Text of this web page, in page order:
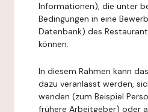
Informationen), die unter
Bedingungen in eine
Datenbank) des
können.
In diesem Rahmen kann
dazu veranlasst werden,
wenden (zum Beispiel
frühere Arbeitgeber) oder